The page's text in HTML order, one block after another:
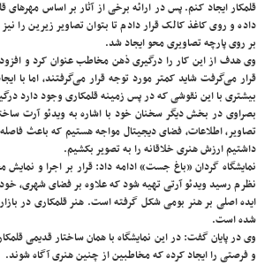
داده و روی کاغذ کالک قرار دادم تا بتوان تصاویر زیرین را
بر روی پارچه تصاویری محو ایجاد شد.
وی هدف از این کار را درگیری ذهن مخاطب عنوان کرد و
قرار می‌گرفت شاید کمتر مورد توجه قرار می‌گرفتند، اما
بیشتری با این نقوشی که در پس زمینه قلمکاری وجود دارد
بصراوی در بخش دیگر سخنان خود با اشاره به ویدئو آرت
تصاویر، اطلاعات، فضای دیجیتال مواجه هستیم که باعث
داشتیم ارزش هنری خلاقانه را به تصویر بکشیم.
نمایشگاه گردان «باغ جست» ادامه داد: قرار بر اجرا و
نظرم رسید ویدئو آرتی تهیه شود که علاوه بر فضای شهری،
ایده اصلی بر هنر بومی شکل گرفته است. هنر قلمکاری در
شده است.
وی در پایان گفت: در این نمایشگاه با همان ساختار قدیمی
و فرصتی را ایجاد کرده که مخاطبین از چنین هنری آگاه شوند.